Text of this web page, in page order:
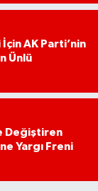
AK Parti’nin
Ünlü
Değiştiren
Yargı Freni